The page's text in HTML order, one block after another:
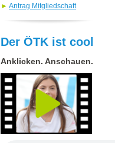
► Antrag Mitgliedschaft
Der ÖTK ist cool
Anklicken. Anschauen.